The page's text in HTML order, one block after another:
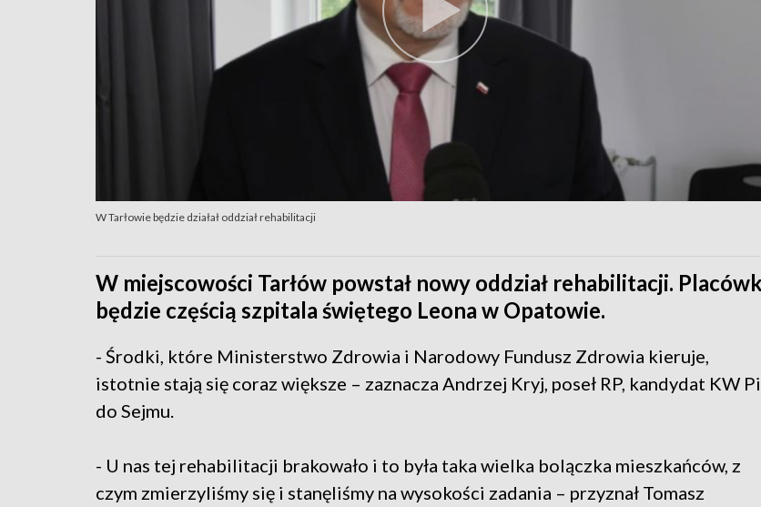
W Tarłowie będzie działał oddział rehabilitacji
W miejscowości Tarłów powstał nowy oddział rehabilitacji.
będzie częścią szpitala świętego Leona w Opatowie.
- Środki, które Ministerstwo Zdrowia i Narodowy Fundusz Zdrowia kieruje,
istotnie stają się coraz większe – zaznacza Andrzej Kryj, poseł RP, kandydat KW
do Sejmu.
- U nas tej rehabilitacji brakowało i to była taka wielka bolączka mieszkańców, z
czym zmierzyliśmy się i stanęliśmy na wysokości zadania – przyznał Tomasz